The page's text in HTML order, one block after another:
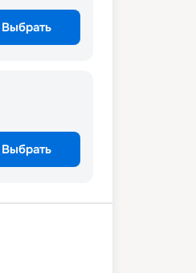
Выбрать
Выбрать